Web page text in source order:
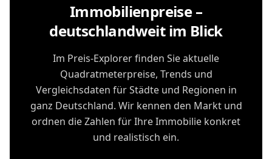
Immobilienpreise –
deutschlandweit im Blick
Im Preis-Explorer finden Sie aktuelle
Quadratmeterpreise, Trends und
Vergleichsdaten für Städte und Regionen in
ganz Deutschland. Wir kennen den Markt und
ordnen die Zahlen für Ihre Immobilie konkret
und realistisch ein.